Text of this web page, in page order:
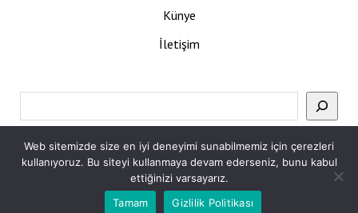
Künye
İletişim
Mission News Themeby Compete Themes.
Web sitemizde size en iyi deneyimi sunabilmemiz için çerezleri
kullanıyoruz. Bu siteyi kullanmaya devam ederseniz, bunu kabul
ettiğinizi varsayarız.
Tamam
Gizlilik Politikası